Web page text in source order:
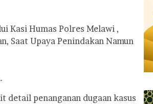
Kasi Humas Polres Melawi ,
Saat Upaya Penindakan Namun
penanganan dugaan kasus